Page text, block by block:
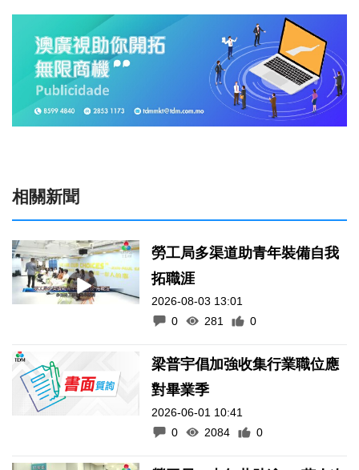
相關新聞
勞工局多渠道助青年裝備自我
拓職涯
2026-08-03 13:01
0
281 0
梁普宇倡加強收集行業職位應
對畢業季
2026-06-01 10:41
0
2084 0